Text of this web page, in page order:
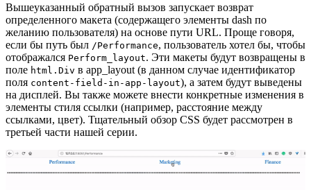
Вышеуказанный обратный вызов запускает возврат
определенного макета (содержащего элементы dash по
желанию пользователя) на основе пути URL. Проще говоря,
если бы путь был /Performance, пользователь хотел бы, чтобы
отображался Perform_layout. Эти макеты будут возвращены в
поле html.Div в app_layout (в данном случае идентификатор
поля content-field-in-app-layout), а затем будут выведены
на дисплей. Вы также можете внести конкретные изменения в
элементы стиля ссылки (например, расстояние между
ссылками, цвет). Тщательный обзор CSS будет рассмотрен в
третьей части нашей серии.